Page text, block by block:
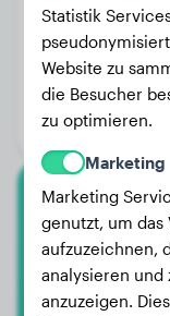
Gewicht:
Alter:
Geschlecht:
Statistik
Website zu
die Besucher
zu optimieren.
Marketing
Marketing
genutzt, um
aufzuzeichnen,
analysieren und
anzuzeigen.